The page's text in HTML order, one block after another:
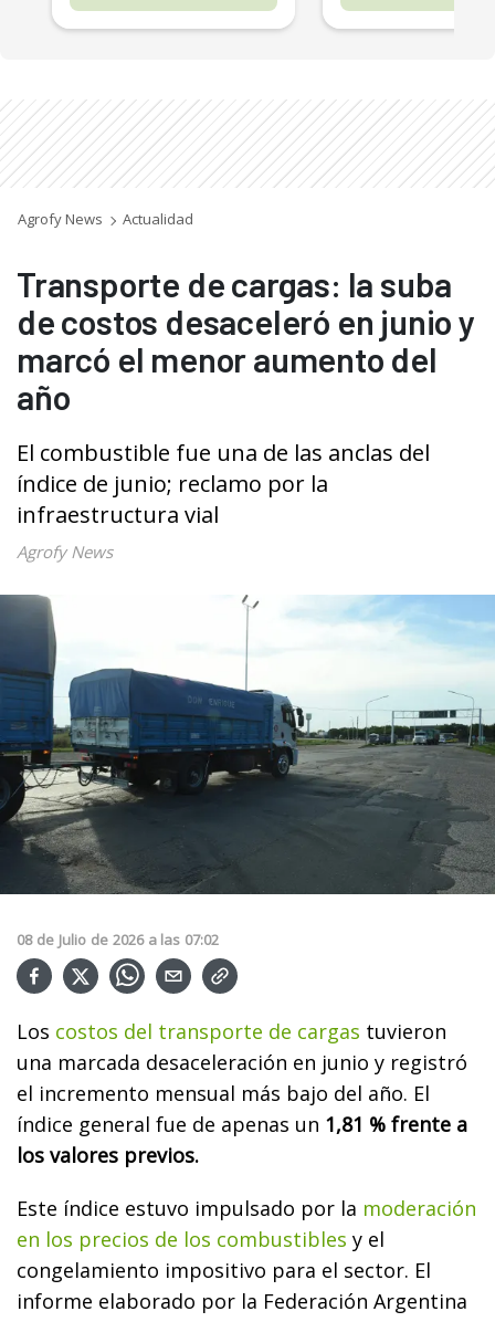
Agrofy News Actualidad
Transporte de cargas: la suba
de costos desaceleró en junio y
marcó el menor aumento del
año
El combustible fue una de las anclas del
índice de junio; reclamo por la
infraestructura vial
Agrofy News
08 de Julio de 2026 a las 07:02
Los costos del transporte de cargas tuvieron
una marcada desaceleración en junio y registró
el incremento mensual más bajo del año. El
índice general fue de apenas un 1,81 % frente a
los valores previos.
Este índice estuvo impulsado por la moderación
en los precios de los combustibles y el
congelamiento impositivo para el sector. El
informe elaborado por la Federación Argentina